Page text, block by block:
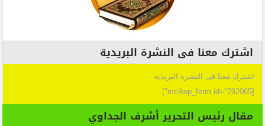
اشترك معنا فى النشرة البريدية
اشترك معنا فى النشرة البريدية
[mc4wp_form id="292065"]
مقال رئيس التحرير أشرف الجداوي